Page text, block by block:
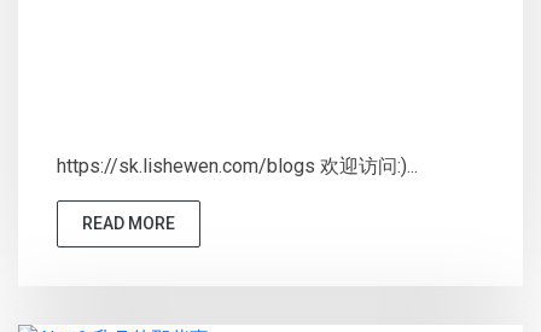
https://sk.lishewen.com/blogs 欢迎访问:)...
READ MORE